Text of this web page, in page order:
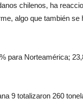
chilenos, ha
algo que también se
para Norteamérica;
9 totalizaron 260